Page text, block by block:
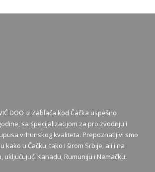
DOO iz Zablaća kod Čačka uspešno
sa specijalizacijom za proizvodnju i
vrhunskog kvaliteta. Prepoznatljivi smo
kako u Čačku, tako i širom Srbije, ali i na
uključujući Kanadu, Rumuniju i Nemačku.